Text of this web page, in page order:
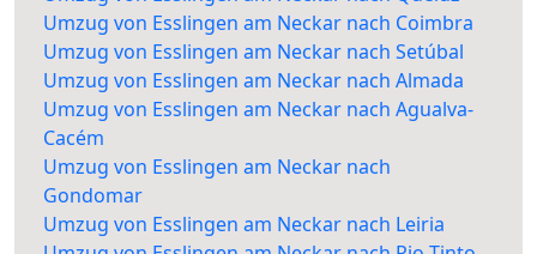
Umzug von Esslingen am Neckar nach Coimbra
Umzug von Esslingen am Neckar nach Setúbal
Umzug von Esslingen am Neckar nach Almada
Umzug von Esslingen am Neckar nach Agualva-
Cacém
Umzug von Esslingen am Neckar nach
Gondomar
Umzug von Esslingen am Neckar nach Leiria